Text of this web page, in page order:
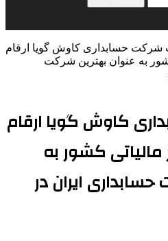
شرکت حسابداری کاوش گویا ارقام
به عنوان بهترین شرکت
کاوش گویا ارقام
کشور به
ایران در